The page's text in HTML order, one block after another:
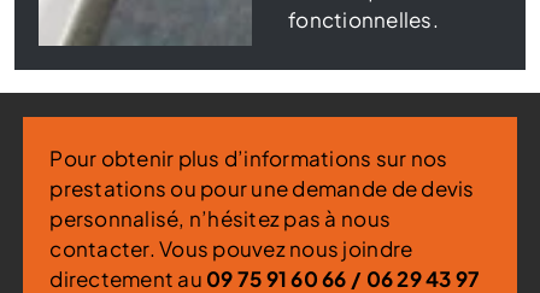
fonctionnelles.
Pour obtenir plus d’informations sur nos
prestations ou pour une demande de devis
personnalisé, n’hésitez pas à nous
contacter. Vous pouvez nous joindre
directement au 09 75 91 60 66 / 06 29 43 97